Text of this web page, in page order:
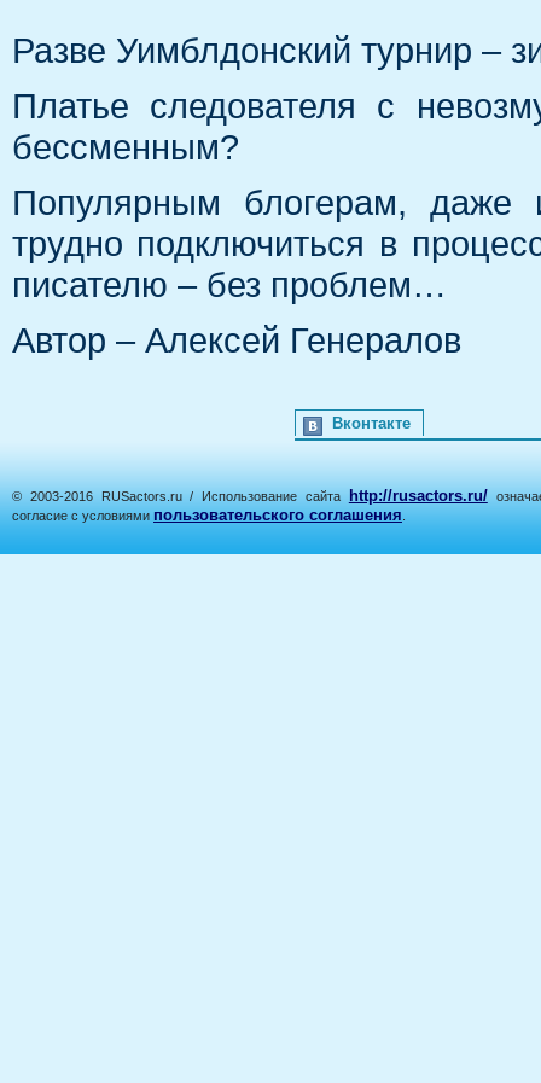
Разве Уимблдонский турнир –
Платье следователя с
бессменным?
Популярным блогерам, даже
трудно подключиться в
писателю – без проблем…
Автор – Алексей Генералов
Вконтакте
© 2003-2016 RUSactors.ru / Использование сайта http://rusactors.ru/
согласие с условиями пользовательского соглашения